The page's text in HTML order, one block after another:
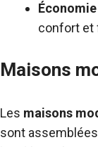
Économie
confort et
Maisons
Les maisons
sont